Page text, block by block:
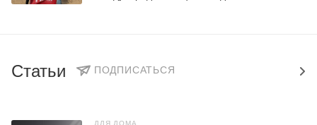
Статьи ПОДПИСАТЬСЯ
ДЛЯ ДОМА